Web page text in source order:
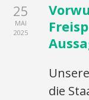
25
MAI
2025
die